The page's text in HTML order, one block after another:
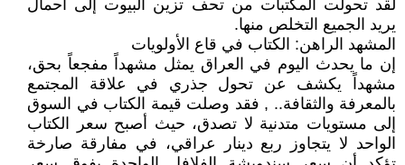
لقد تحولت المكتبات من تحف تزين البيوت إلى أحمال
يريد الجميع التخلص منها.
المشهد الراهن: الكتاب في قاع الأولويات
إن ما يحدث اليوم في العراق يمثل مشهداً مفجعاً بحق،
مشهداً يكشف عن تحول جذري في علاقة المجتمع
بالمعرفة والثقافة.. , فقد وصلت قيمة الكتاب في السوق
إلى مستويات متدنية لا تصدق، حيث أصبح سعر الكتاب
الواحد لا يتجاوز ربع دينار عراقي، في مفارقة صارخة